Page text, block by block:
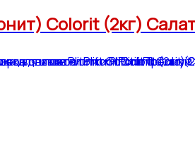
Colorit (2кг)